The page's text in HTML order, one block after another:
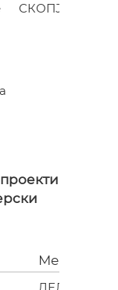
СКОПЈЕ
Место